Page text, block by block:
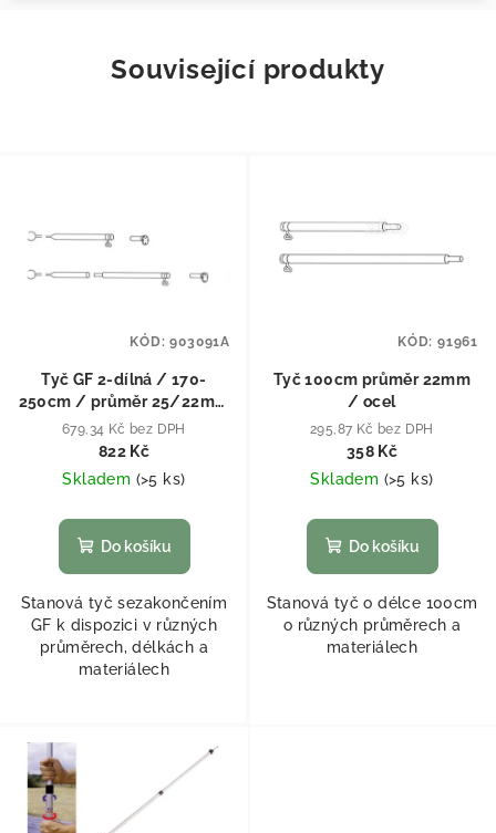
Související produkty
Tyč GF 2-dílná / 170-
250cm / průměr 25/22mm
/ ocel
679,34 Kč bez DPH
822 Kč
Skladem (>5 ks)
Do košíku
Stanová tyč sezakončením
GF k dispozici v různých
průměrech, délkách a
materiálech
KÓD:903091A
Tyč 100cm průměr 22mm
/ ocel
295,87 Kč bez DPH
358 Kč
Skladem (>5 ks)
Do košíku
Stanová tyč o délce 100cm
o různých průměrech a
materiálech
KÓD: 91961